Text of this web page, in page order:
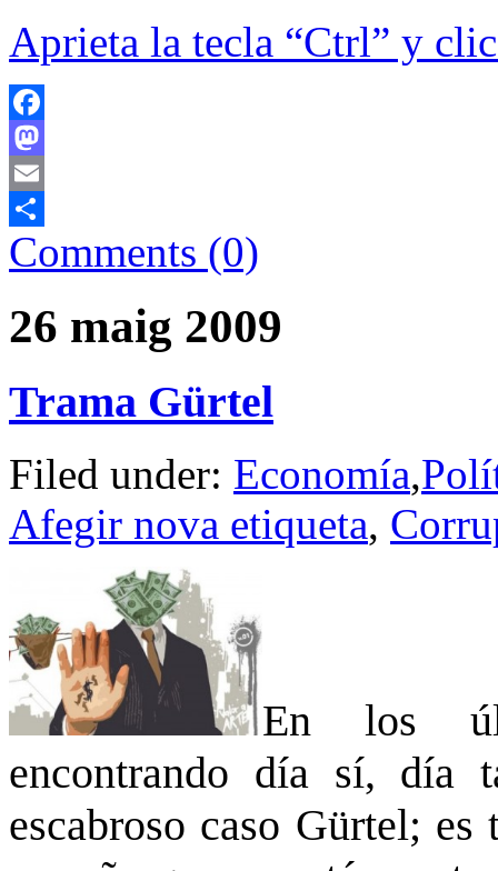
Aprieta la tecla “Ctrl” y
Facebook
Mastodon
Email
Comparteix
Comments (0)
26 maig 2009
Trama Gürtel
Filed under: Economía,
Afegir nova etiqueta,
En los
encontrando día sí, día
escabroso caso Gürtel;